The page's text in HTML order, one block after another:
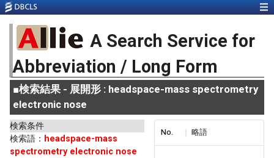
A Search Service for
Abbreviation / Long Form
■検索結果 - 展開形 : headspace-mass spectrometry
electronic nose
検索条件
検索語： headspace-mass
spectrometry electronic nose
No. 略語